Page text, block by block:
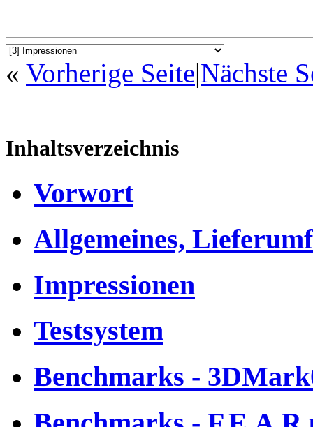
« Vorherige Seite|Nächste
Inhaltsverzeichnis
Vorwort
Allgemeines,
Impressionen
Testsystem
Benchmarks -